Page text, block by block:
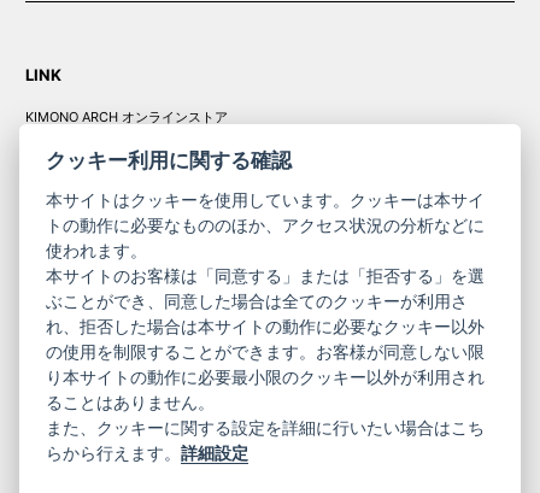
LINK
KIMONO ARCH オンラインストア
コーポレート
サイト
きものやまと振
袖
サイト
ニュースレター
ご利用案内
お問い合わせ
プライバシーポリシー
特定商取引法に基づく表記
ご利用規約
クッキー利用に関する確認
本サイトはクッキーを使用しています。クッキーは本サイ
トの動作に必要なもののほか、アクセス状況の分析などに
使われます。
本サイトのお客様は「同意する」または「拒否する」を選
ぶことができ、同意した場合は全てのクッキーが利用さ
れ、拒否した場合は本サイトの動作に必要なクッキー以外
の使用を制限することができます。お客様が同意しない限
り本サイトの動作に必要最小限のクッキー以外が利用され
ることはありません。
また、クッキーに関する設定を詳細に行いたい場合はこち
らから行えます。詳細設定